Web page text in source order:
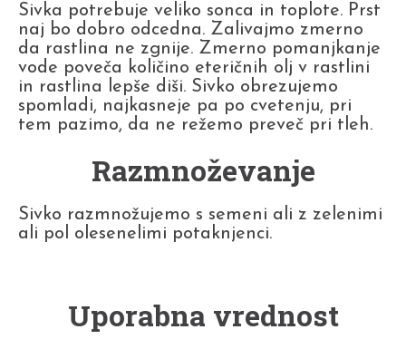
Sivka potrebuje veliko sonca in toplote. Prst
naj bo dobro odcedna. Zalivajmo zmerno
da rastlina ne zgnije. Zmerno pomanjkanje
vode poveča količino eteričnih olj v rastlini
in rastlina lepše diši. Sivko obrezujemo
spomladi, najkasneje pa po cvetenju, pri
tem pazimo, da ne režemo preveč pri tleh.
Razmnoževanje
Sivko razmnožujemo s semeni ali z zelenimi
ali pol olesenelimi potaknjenci.
Uporabna vrednost